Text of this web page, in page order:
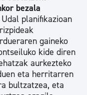
bezala
planifikazioan
gaineko
kide diren
aurkezteko
eta herritarren
bultzatzea, eta